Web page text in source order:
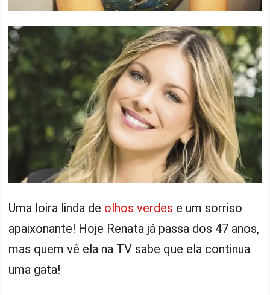
Uma loira linda de olhos verdes e um sorriso
apaixonante! Hoje Renata já passa dos 47 anos,
mas quem vê ela na TV sabe que ela continua
uma gata!